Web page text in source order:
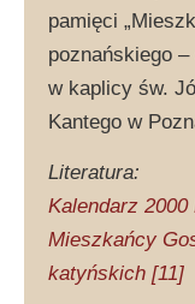
pamięci
poznańskiego
w kaplicy św.
Kantego w
Literatura:
Kalendarz
Mieszkańcy
katyńskich [11]